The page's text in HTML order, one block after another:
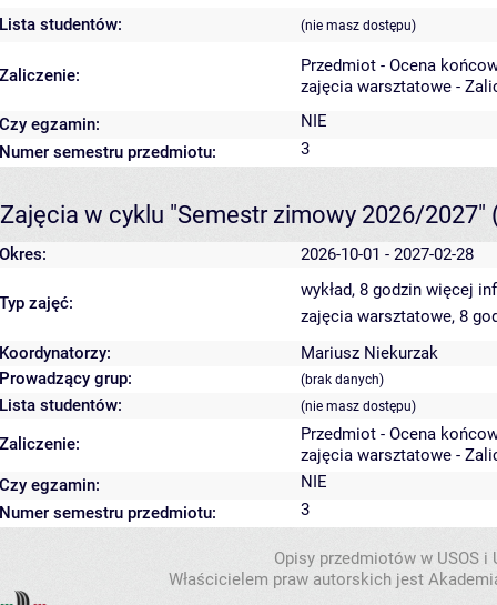
Lista studentów:
(nie masz dostępu)
Zaliczenie:
Przedmiot - Ocena
zajęcia warsztatowe -
Czy egzamin:
NIE
Numer semestru przedmiotu:
3
Zajęcia w cyklu "Semestr zimowy 2026/2027"
Okres: 2026-10-01 - 2027-02-28
Typ zajęć:
wykład, 8 godzin więcej
zajęcia warsztatowe, 8
Koordynatorzy:
Mariusz Niekurzak
Prowadzący grup:
(brak danych)
Lista studentów: (nie masz dostępu)
Zaliczenie:
Przedmiot - Ocena
zajęcia warsztatowe -
Czy egzamin:
NIE
Numer semestru przedmiotu:
3
Opisy przedmiotów w USOS
Właścicielem praw autorskich jest